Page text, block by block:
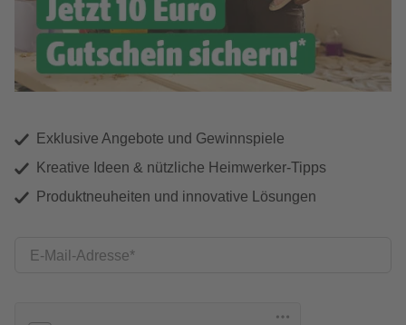
Exklusive Angebote und Gewinnspiele
Kreative Ideen & nützliche Heimwerker-Tipps
Produktneuheiten und innovative Lösungen
E-Mail-Adresse